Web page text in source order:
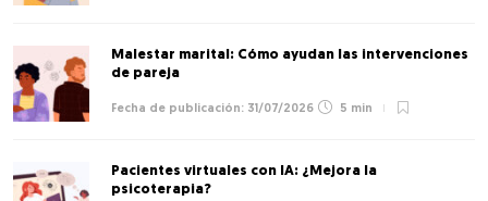
Malestar marital: Cómo ayudan las intervenciones
de pareja
31/07/2026 5 min
Pacientes virtuales con IA: ¿Mejora la
psicoterapia?